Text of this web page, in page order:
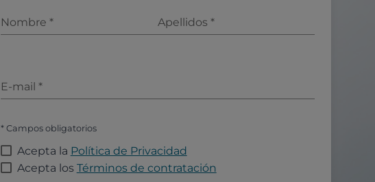
Nombre * Apellidos *
E-mail *
* Campos obligatorios
Acepta la Política de Privacidad
Acepta los Términos de contratación